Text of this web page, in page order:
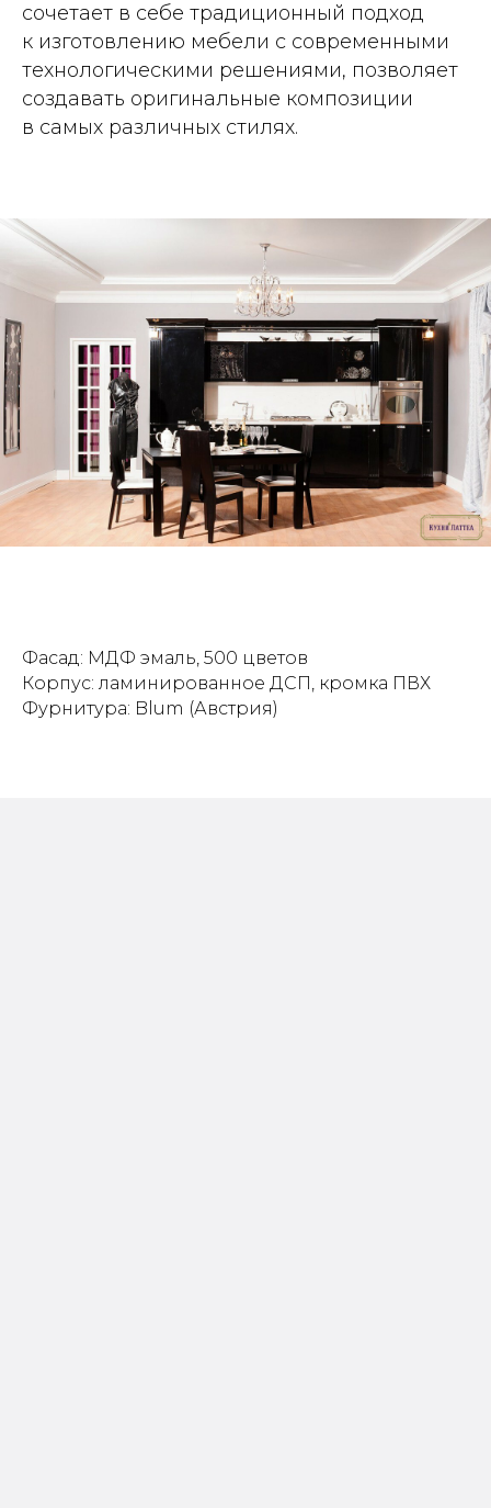
сочетает в себе традиционный подход
к изготовлению мебели с современными
технологическими решениями, позволяет
создавать оригинальные композиции
в самых различных стилях.
Фасад: МДФ эмаль, 500 цветов
Корпус: ламинированное ДСП, кромка ПВХ
Фурнитура: Blum (Австрия)